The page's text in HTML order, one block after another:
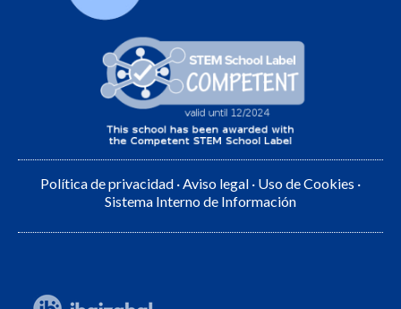
Política de privacidad ·Aviso legal · Uso de Cookies ·
Sistema Interno de Información